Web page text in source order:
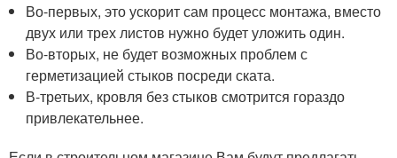
Во-первых, это ускорит сам процесс монтажа, вместо
двух или трех листов нужно будет уложить один.
Во-вторых, не будет возможных проблем с
герметизацией стыков посреди ската.
В-третьих, кровля без стыков смотрится гораздо
привлекательнее.